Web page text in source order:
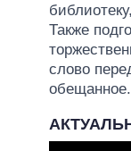
Также
слово
обещанное.